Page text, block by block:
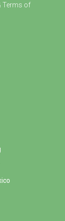
Terms of